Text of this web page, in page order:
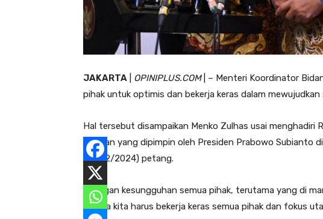
JAKARTA OPINIPLUS.COM| – Menteri Koordinator
pihak untuk optimis dan bekerja keras dalam
Hal tersebut disampaikan Menko Zulhas usai menghadiri
Pangan yang dipimpin oleh Presiden Prabowo Subianto
(30/12/2024) petang.
“Dengan kesungguhan semua pihak, terutama yang di
bahwa kita harus bekerja keras semua pihak dan fokus